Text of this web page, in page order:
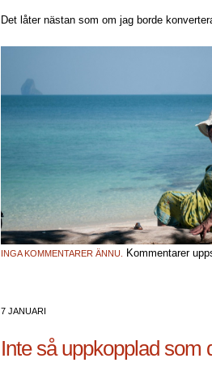
Det låter nästan som om jag borde
INGA KOMMENTARER ÄNNU. Kommentarer
7 JANUARI
Inte så uppkopplad som